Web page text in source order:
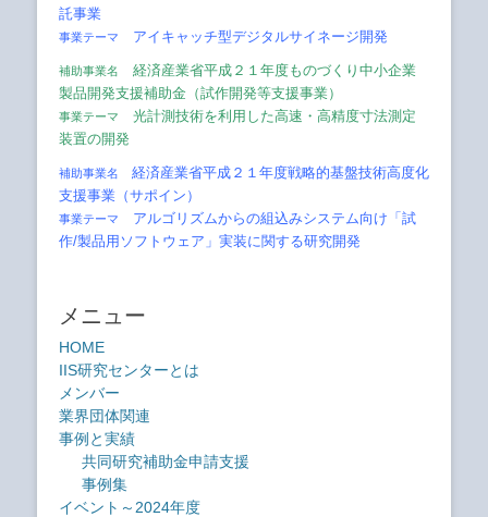
託事業
事業テーマ アイキャッチ型デジタルサイネージ開発
補助事業名
経済産業省平成２１年度ものづくり中小企業
製品開発支援補助金（試作開発等支援事業）
事業テーマ
光計測技術を利用した高速・高精度寸法測定
装置の開発
補助事業名
経済産業省平成２１年度戦略的基盤技術高度化
支援事業（サポイン）
事業テーマ
アルゴリズムからの組込みシステム向け「試
作/製品用ソフトウェア」実装に関する研究開発
メニュー
HOME
IIS研究センターとは
メンバー
業界団体関連
事例と実績
共同研究補助金申請支援
事例集
イベント～2024年度